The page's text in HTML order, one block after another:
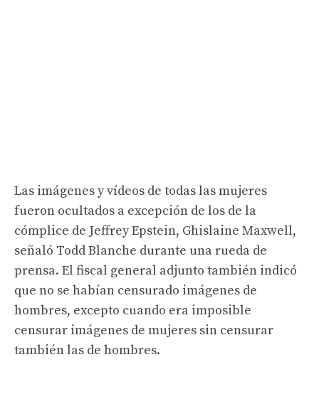
Las imágenes y vídeos de todas las mujeres
fueron ocultados a excepción de los de la
cómplice de Jeffrey Epstein, Ghislaine Maxwell,
señaló Todd Blanche durante una rueda de
prensa. El fiscal general adjunto también indicó
que no se habían censurado imágenes de
hombres, excepto cuando era imposible
censurar imágenes de mujeres sin censurar
también las de hombres.